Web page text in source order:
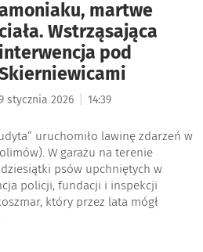
martwe
Wstrząsająca
interwencja pod
stycznia 2026
14:39
uruchomiło lawinę zdarzeń w
W garażu na terenie
psów upchniętych w
policji, fundacji i inspekcji
który przez lata mógł